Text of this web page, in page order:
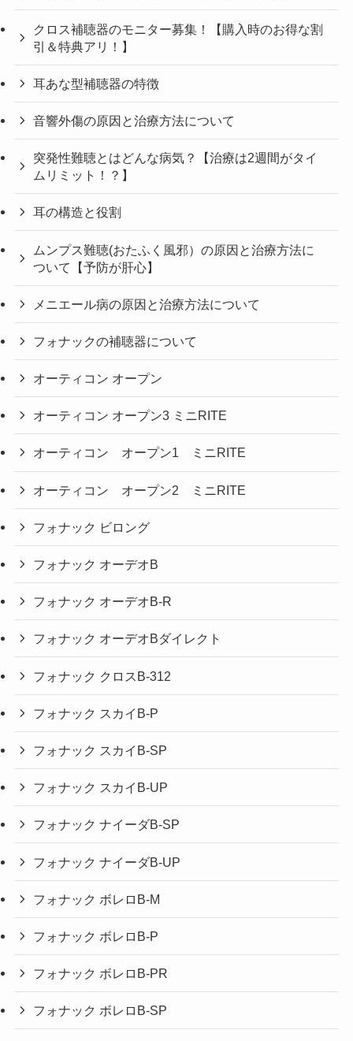
クロス補聴器のモニター募集！【購入時のお得な割
引＆特典アリ！】
耳あな型補聴器の特徴
音響外傷の原因と治療方法について
突発性難聴とはどんな病気？【治療は2週間がタイ
ムリミット！？】
耳の構造と役割
ムンプス難聴(おたふく風邪）の原因と治療方法に
ついて【予防が肝心】
メニエール病の原因と治療方法について
フォナックの補聴器について
オーティコン オープン
オーティコン オープン3 ミニRITE
オーティコン オープン1 ミニRITE
オーティコン オープン2 ミニRITE
フォナック ビロング
フォナック オーデオB
フォナック オーデオB-R
フォナック オーデオBダイレクト
フォナック クロスB-312
フォナック スカイB-P
フォナック スカイB-SP
フォナック スカイB-UP
フォナック ナイーダB-SP
フォナック ナイーダB-UP
フォナック ボレロB-M
フォナック ボレロB-P
フォナック ボレロB-PR
フォナック ボレロB-SP